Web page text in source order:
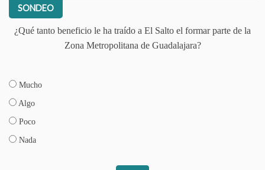
SONDEO
¿Qué tanto beneficio le ha traído a El Salto el formar parte de la
Zona Metropolitana de Guadalajara?
Mucho
Algo
Poco
Nada